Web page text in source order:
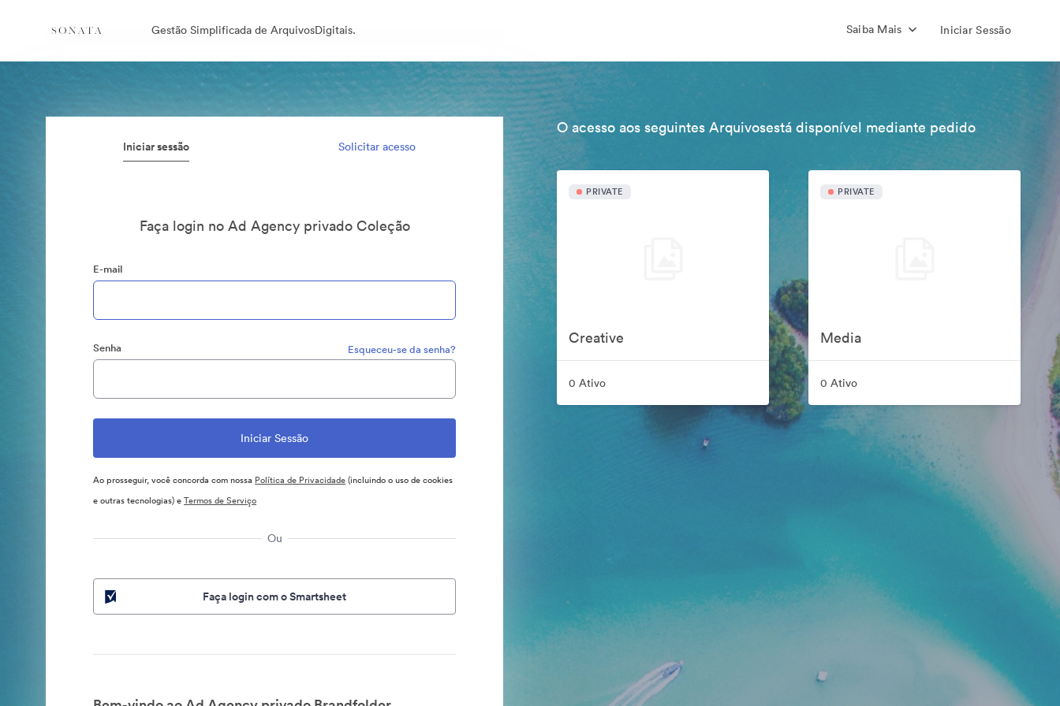
Gestão Simplificada de ArquivosDigitais. Saiba Mais Iniciar Sessão
Iniciar sessão Solicitar acesso
Faça login no Ad Agency privado Coleção
E-mail
Senha Esqueceu-se da senha?
Ao prosseguir, você concorda com nossa Política de Privacidade(incluindo o uso de cookies
e outras tecnologias) eTermos de Serviço
Ou
Faça login com o Smartsheet
O acesso aos seguintes Arquivosestá disponível mediante pedido
PRIVATE
Creative
0 Ativo
PRIVATE
Media
0 Ativo